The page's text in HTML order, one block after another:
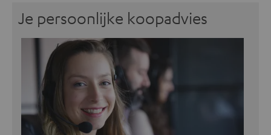
Je persoonlijke koopadvies